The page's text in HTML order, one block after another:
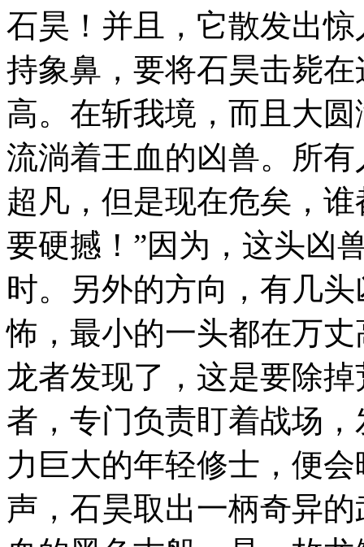
石昊！并且，它散发出
持象鼻，要将石昊击毙
高。在斩我境，而且大
流淌着王血的凶兽。所
超凡，但是现在危矣，
要硬撼！”因为，这头凶
时。另外的方向，有几
怖，最小的一头都在万
龙者发现了，这是要除
者，专门负责盯着战场
力巨大的年轻修士，便
声，石昊取出一柄奇异